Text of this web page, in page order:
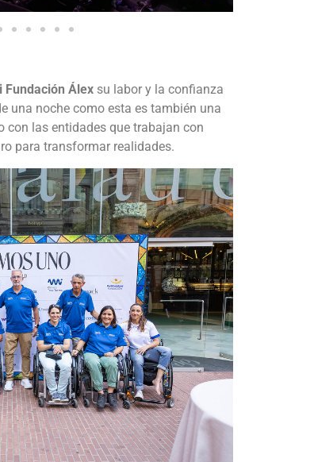
Fundación Álex su labor y la confianza
una noche como esta es también una
las entidades que trabajan con
para transformar realidades.